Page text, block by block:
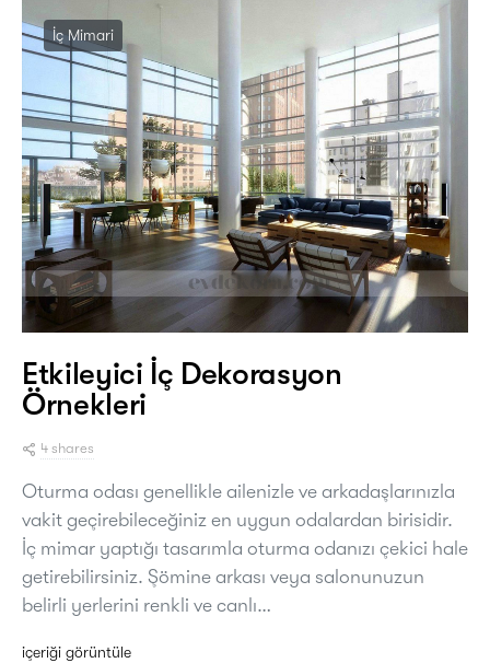
İç Mimari
Etkileyici İç Dekorasyon
Örnekleri
4 shares
Oturma odası genellikle ailenizle ve arkadaşlarınızla
vakit geçirebileceğiniz en uygun odalardan birisidir.
İç mimar yaptığı tasarımla oturma odanızı çekici hale
getirebilirsiniz. Şömine arkası veya salonunuzun
belirli yerlerini renkli ve canlı…
içeriği görüntüle